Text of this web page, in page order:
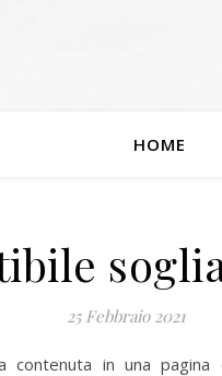
HOME
25 Febbraio 2021
contenuta in una